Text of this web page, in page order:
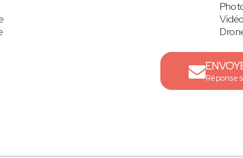
Réponse